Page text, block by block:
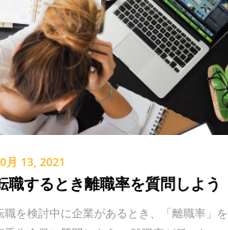
月 13, 2021
職するとき離職率を質問しよう
職を検討中に企業があるとき、「離職率」を